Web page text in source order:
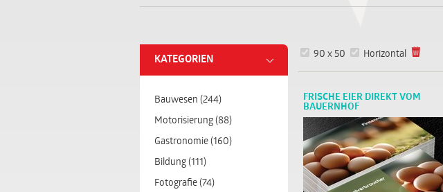
KATEGORIEN
Bauwesen (244)
Motorisierung (88)
Gastronomie (160)
Bildung (111)
Fotografie (74)
90 x 50 Horizontal
FRISCHE EIER DIREKT VOM
BAUERNHOF